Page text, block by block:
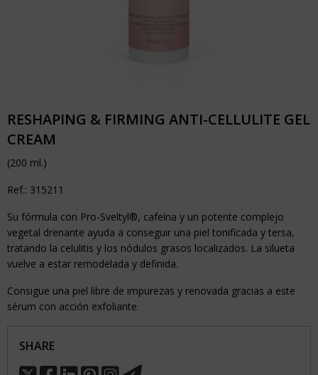
RESHAPING & FIRMING ANTI-CELLULITE GEL
CREAM
(200 ml.)
Ref.: 315211
Su fórmula con Pro-Sveltyl®, cafeína y un potente complejo
vegetal drenante ayuda a conseguir una piel tonificada y tersa,
tratando la celulitis y los nódulos grasos localizados. La silueta
vuelve a estar remodelada y definida.
Consigue una piel libre de impurezas y renovada gracias a este
sérum con acción exfoliante.
SHARE